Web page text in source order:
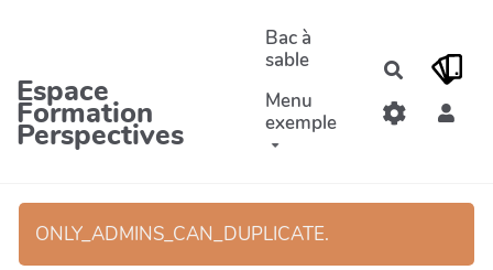
Espace
Formation
Perspectives
Bac à
sable
Menu
exemple
ONLY_ADMINS_CAN_DUPLICATE.